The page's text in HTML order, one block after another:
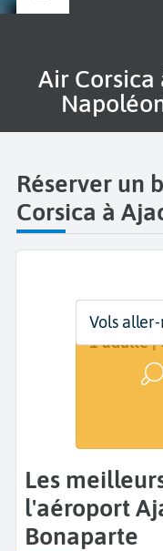
Air Corsica à l'aéroport Ajaccio
Réserver un
Corsica à
Départ
Ajaccio
Dates
Dates de
Voyageurs
1 adulte |
Vols
Les meilleurs prix Air Corsica à
l'aéroport
Bonaparte